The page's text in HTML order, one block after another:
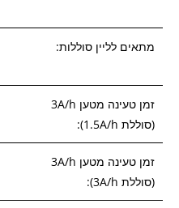
מתאים לליין סוללות:
זמן טעינה מטען 3A/h
(סוללת 1.5A/h):
זמן טעינה מטען 3A/h
(סוללת 3A/h):